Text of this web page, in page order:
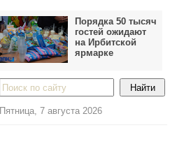
Порядка 50 тысяч
гостей ожидают
на Ирбитской
ярмарке
Пятница, 7 августа 2026